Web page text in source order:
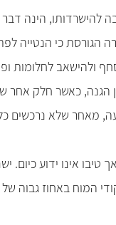
הינה
הגורסת כי הנטייה
ולהישאב
הגנה, כאשר חלק אחר
מאחר שלא נרכשים
אך טיבו אינו ידוע